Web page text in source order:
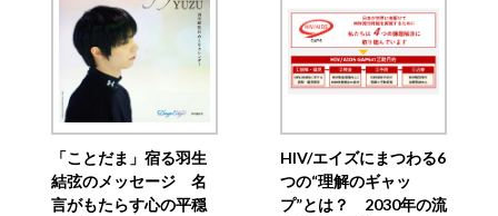
「ことだま」宿る羽生
結弦のメッセージ 名
言がもたらす心の平穏
HIV/エイズにまつわる6
つの“理解のギャッ
プ”とは？ 2030年の流